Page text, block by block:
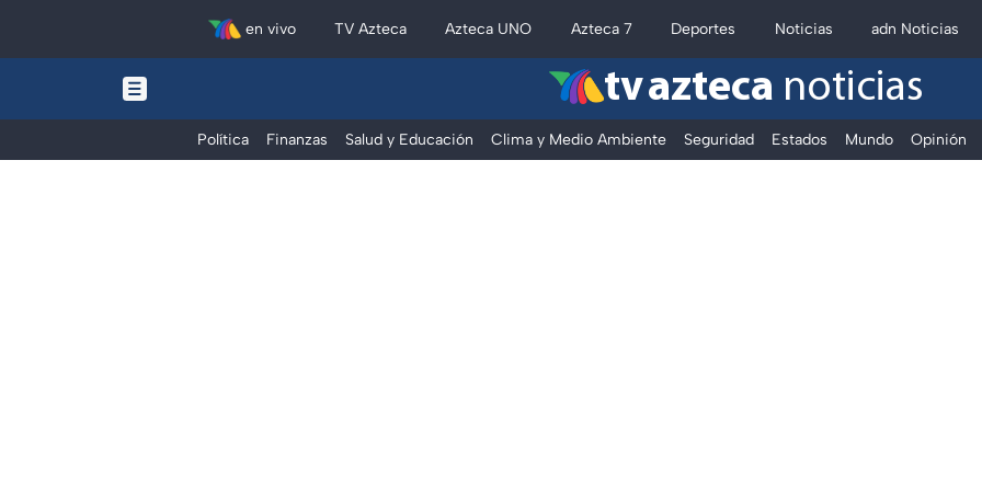
en vivo TV Azteca Azteca UNO Azteca 7 Deportes Noticias adn Noticias
tv azteca noticias
Política Finanzas Salud y Educación Clima y Medio Ambiente Seguridad Estados Mundo Opinión